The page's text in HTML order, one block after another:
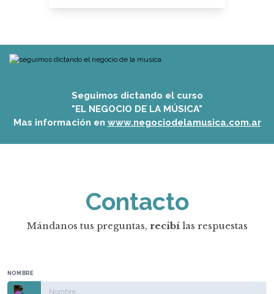
Seguimos dictando el curso
"EL NEGOCIO DE LA MÚSICA"
Mas información en www.negociodelamusica.com.ar
Contacto
Mándanos tus preguntas, recibílas respuestas
NOMBRE